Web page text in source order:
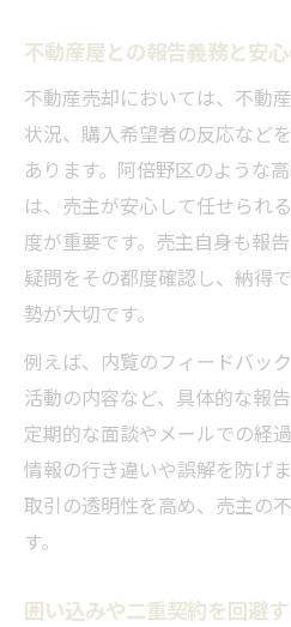
不動産屋との報告義務と安
不動産売却においては、不動
状況、購入希望者の反応など
あります。阿倍野区のような
は、売主が安心して任せられ
度が重要です。売主自身も報
疑問をその都度確認し、納得
勢が大切です。
例えば、内覧のフィードバッ
活動の内容など、具体的な報
定期的な面談やメールでの経
情報の行き違いや誤解を防げ
取引の透明性を高め、売主の
す。
囲い込みや二重契約を回避